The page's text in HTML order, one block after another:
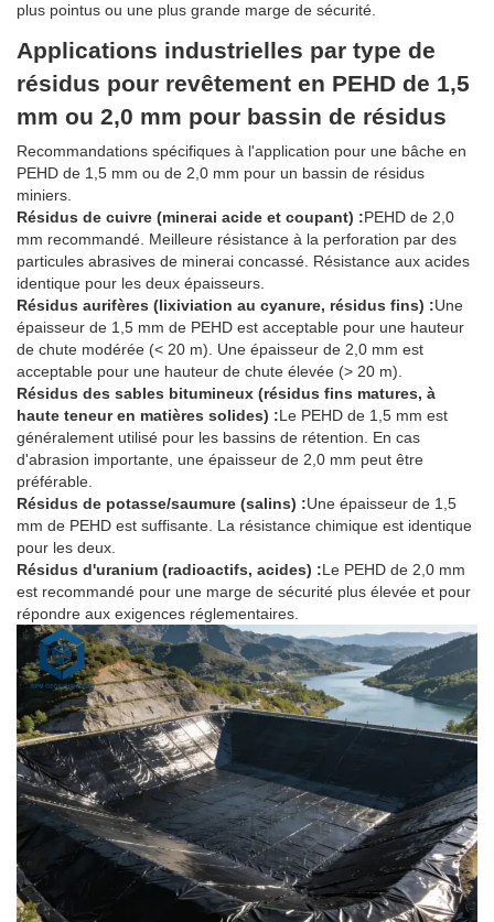
plus pointus ou une plus grande marge de sécurité.
Applications industrielles par type de
résidus pour revêtement en PEHD de 1,5
mm ou 2,0 mm pour bassin de résidus
Recommandations spécifiques à l'application pour une bâche en
PEHD de 1,5 mm ou de 2,0 mm pour un bassin de résidus
miniers.
Résidus de cuivre (minerai acide et coupant) :PEHD de 2,0
mm recommandé. Meilleure résistance à la perforation par des
particules abrasives de minerai concassé. Résistance aux acides
identique pour les deux épaisseurs.
Résidus aurifères (lixiviation au cyanure, résidus fins) :Une
épaisseur de 1,5 mm de PEHD est acceptable pour une hauteur
de chute modérée (< 20 m). Une épaisseur de 2,0 mm est
acceptable pour une hauteur de chute élevée (> 20 m).
Résidus des sables bitumineux (résidus fins matures, à
haute teneur en matières solides) :Le PEHD de 1,5 mm est
généralement utilisé pour les bassins de rétention. En cas
d'abrasion importante, une épaisseur de 2,0 mm peut être
préférable.
Résidus de potasse/saumure (salins) :Une épaisseur de 1,5
mm de PEHD est suffisante. La résistance chimique est identique
pour les deux.
Résidus d'uranium (radioactifs, acides) :Le PEHD de 2,0 mm
est recommandé pour une marge de sécurité plus élevée et pour
répondre aux exigences réglementaires.